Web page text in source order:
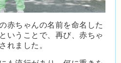
赤ちゃんの名前を命名した
いうことで、再び、赤ちゃ
れました。